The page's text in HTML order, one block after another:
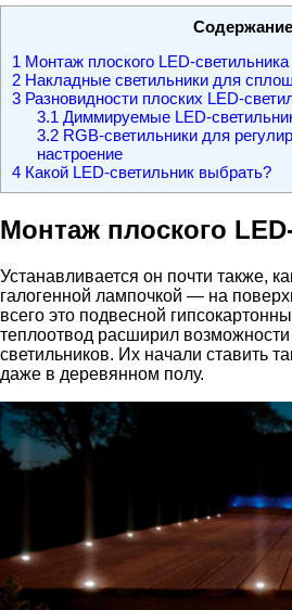
Содержание
1 Монтаж плоского LED-светильника
2 Накладные светильники для
3 Разновидности плоских LED-
3.1 Диммируемые LED-
3.2RGB-светильники для
настроение
4 Какой LED-светильник выбрать?
Монтаж плоского
Устанавливается он почти также,
галогенной лампочкой — на
всего это подвесной
теплоотвод расширил возможности
светильников. Их начали ставить
даже в деревянном полу.